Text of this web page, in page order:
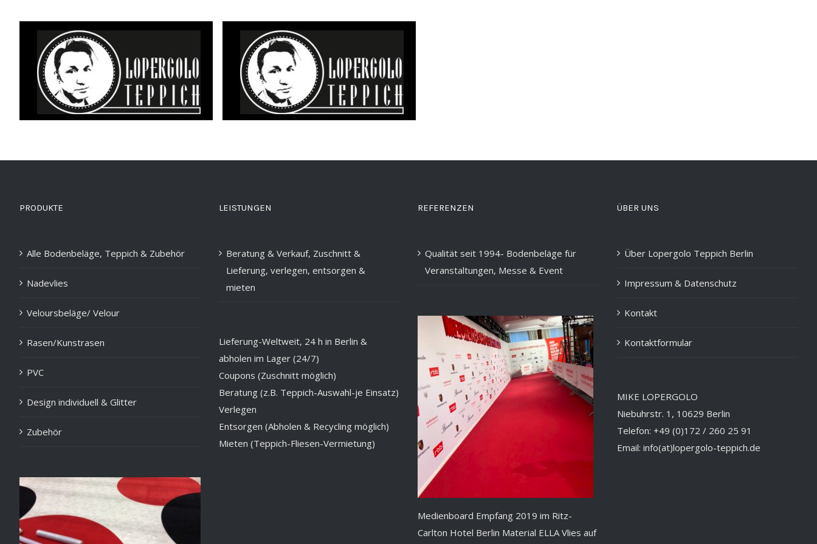
PRODUKTE
Alle Bodenbeläge, Teppich & Zubehör
Nadevlies
Veloursbeläge/ Velour
Rasen/Kunstrasen
PVC
Design individuell & Glitter
Zubehör
LEISTUNGEN
Beratung & Verkauf, Zuschnitt &
Lieferung, verlegen, entsorgen &
mieten
Lieferung-Weltweit, 24 h in Berlin &
abholen im Lager (24/7)
Coupons (Zuschnitt möglich)
Beratung (z.B. Teppich-Auswahl-je Einsatz)
Verlegen
Entsorgen (Abholen & Recycling möglich)
Mieten (Teppich-Fliesen-Vermietung)
REFERENZEN
Qualität seit 1994- Bodenbeläge für
Veranstaltungen, Messe & Event
Medienboard Empfang 2019 im Ritz-
Carlton Hotel Berlin Material ELLA Vlies auf
ÜBER UNS
Über Lopergolo Teppich Berlin
Impressum & Datenschutz
Kontakt
Kontaktformular
MIKE LOPERGOLO
Niebuhrstr. 1, 10629 Berlin
Telefon: +49 (0)172 / 260 25 91
Email: info(at)lopergolo-teppich.de